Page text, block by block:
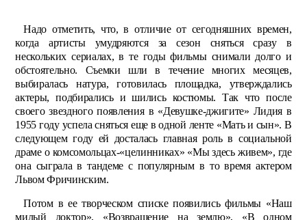
Надо отметить, что, в отличие от сегодняшних времен,
когда артисты умудряются за сезон сняться сразу в
нескольких сериалах, в те годы фильмы снимали долго и
обстоятельно. Съемки шли в течение многих месяцев,
выбиралась натура, готовилась площадка, утверждались
актеры, подбирались и шились костюмы. Так что после
своего звездного появления в «Девушке-джигите» Лидия в
1955 году успела сняться еще в одной ленте «Мать и сын». В
следующем году ей досталась главная роль в социальной
драме о комсомольцах-«целинниках» «Мы здесь живем», где
она сыграла в тандеме с популярным в то время актером
Львом Фричинским.
Потом в ее творческом списке появились фильмы «Наш
милый доктор», «Возвращение на землю», «В одном